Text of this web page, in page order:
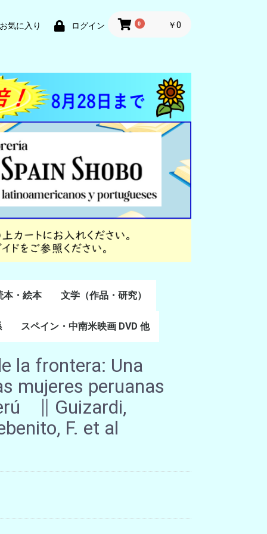
お気に入り ログイン 0 ￥0
本・絵本 文学（作品・研究）
スペイン語文学
ポルトガル語文学
カタルーニャ文学
バスク文学
その他
スペイン・中南米映画 DVD 他
la frontera: Una
mujeres peruanas
∥ Guizardi,
F. et al